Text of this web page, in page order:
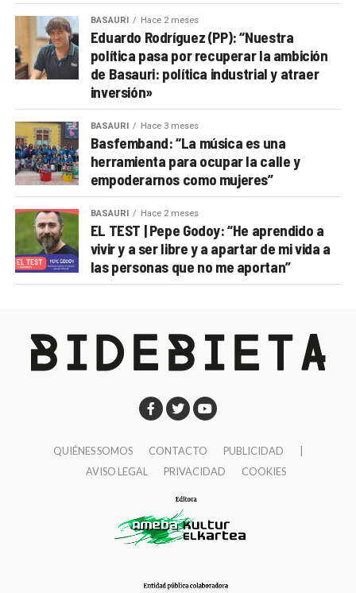
BASAURI Hace 2 meses
Eduardo Rodríguez (PP): “Nuestra
política pasa por recuperar la ambición
de Basauri: política industrial y atraer
inversión»
BASAURI Hace 3 meses
Basfemband: “La música es una
herramienta para ocupar la calle y
empoderarnos como mujeres”
BASAURI Hace 2 meses
EL TEST | Pepe Godoy: “He aprendido a
vivir y a ser libre y a apartar de mi vida a
las personas que no me aportan”
QUIÉNES SOMOS CONTACTO PUBLICIDAD
AVISO LEGAL
PRIVACIDAD COOKIES